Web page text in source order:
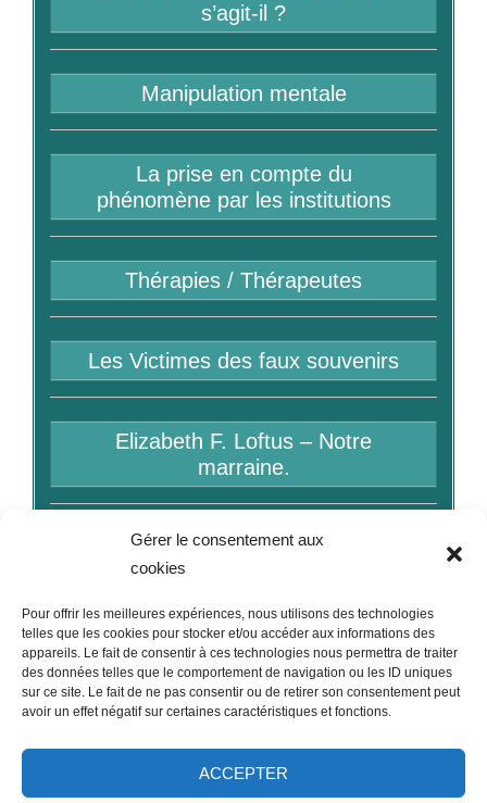
Gérer le consentement aux
cookies
Pour offrir les meilleures expériences, nous utilisons des technologies
telles que les cookies pour stocker et/ou accéder aux informations des
appareils. Le fait de consentir à ces technologies nous permettra de traiter
des données telles que le comportement de navigation ou les ID uniques
sur ce site. Le fait de ne pas consentir ou de retirer son consentement peut
avoir un effet négatif sur certaines caractéristiques et fonctions.
ACCEPTER
s’agit-il ?
Manipulation mentale
La prise en compte du
phénomène par les institutions
Thérapies / Thérapeutes
Les Victimes des faux souvenirs
Elizabeth F. Loftus – Notre
marraine.
Bibliographie
Liens